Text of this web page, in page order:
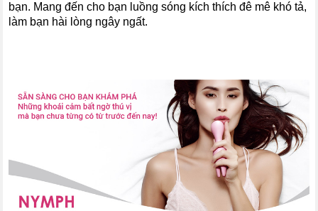
bạn. Mang đến cho bạn luồng sóng kích thích đê mê khó tả,
làm bạn hài lòng ngây ngất.